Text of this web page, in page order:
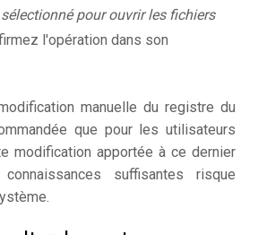
pour ouvrir les fichiers
l'opération dans son
manuelle du registre du
que pour les utilisateurs
modification apportée à ce dernier
suffisantes risque